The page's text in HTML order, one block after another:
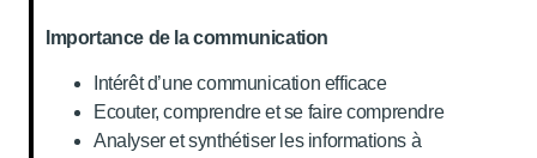
Importance de la communication
Intérêt d’une communication efficace
Ecouter, comprendre et se faire comprendre
Analyser et synthétiser les informations à